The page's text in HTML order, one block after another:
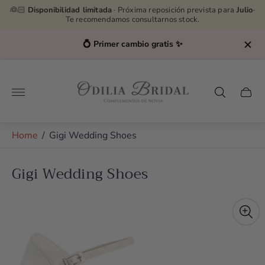
👰🏻 Disponibilidad limitada · Próxima reposición prevista para Julio·
Te recomendamos consultarnos stock.
Asesoras por WhatsApp👉627232576
Store
logo"
Cart
Home / Gigi Wedding Shoes
Gigi Wedding Shoes